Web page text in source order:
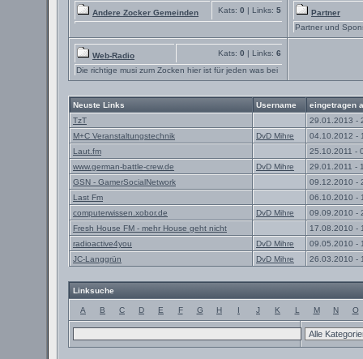
Andere Zocker Gemeinden Kats: 0 | Links: 5
Partner
Partner und
Web-Radio Kats: 0 | Links: 6
Die richtige musi zum Zocken hier ist für jeden was bei
Neuste Links Username
eingetragen
TzT
29.01.2013 -
M+C Veranstaltungstechnik
DvD Mihre
04.10.2012 -
Laut.fm
25.10.2011 -
www.german-battle-crew.de
DvD Mihre
29.01.2011 -
GSN - GamerSocialNetwork
09.12.2010 -
Last Fm
06.10.2010 -
computerwissen.xobor.de
DvD Mihre
09.09.2010 -
Fresh House FM - mehr House geht nicht
17.08.2010 -
radioactive4you
DvD Mihre
09.05.2010 -
JC-Langgrün
DvD Mihre 26.03.2010 -
Linksuche
A B C D E F G H I J K L M N O